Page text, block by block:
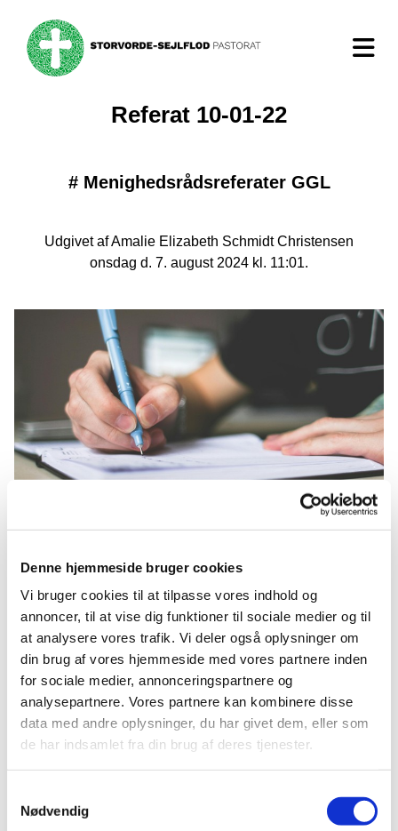
Denne hjemmeside bruger cookies
Vi bruger cookies til at tilpasse vores indhold og
annoncer, til at vise dig funktioner til sociale medier og til
at analysere vores trafik. Vi deler også oplysninger om
din brug af vores hjemmeside med vores partnere inden
for sociale medier, annonceringspartnere og
analysepartnere. Vores partnere kan kombinere disse
data med andre oplysninger, du har givet dem, eller som
de har indsamlet fra din brug af deres tjenester.
Nødvendig
Referat 10-01-22
# Menighedsrådsreferater GGL
Udgivet af Amalie Elizabeth Schmidt Christensen
onsdag d. 7. august 2024 kl. 11:01.
© Pexels
Referat 10-01-22
https://api2.churchdesk.com/fi...
Du vil måske også kunne lide...